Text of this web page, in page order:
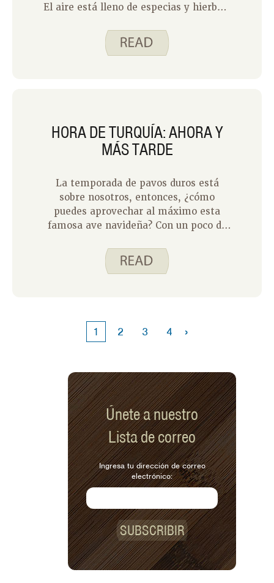
El aire está lleno de especias y hierbas,
HORA DE TURQUÍA: AHORA Y
MÁS TARDE
La temporada de pavos duros está
sobre nosotros, entonces, ¿cómo
puedes aprovechar al máximo esta
famosa ave navideña? Con un poco de
las partes durante muchas semanas
después del evento principal. ¡Odio
1 2 3 4 ›
Únete a nuestro
Lista de correo
Ingresa tu dirección de correo
electrónico:
SUBSCRIBIR